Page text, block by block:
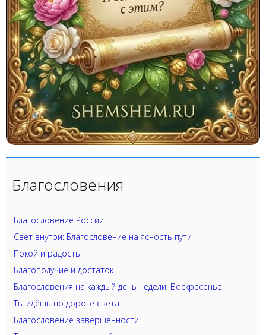
Благословения
Благословение России
Свет внутри: Благословение на ясность пути
Покой и радость
Благополучие и достаток
Благословения на каждый день недели: Воскресенье
Ты идёшь по дороге света
Благословение завершённости